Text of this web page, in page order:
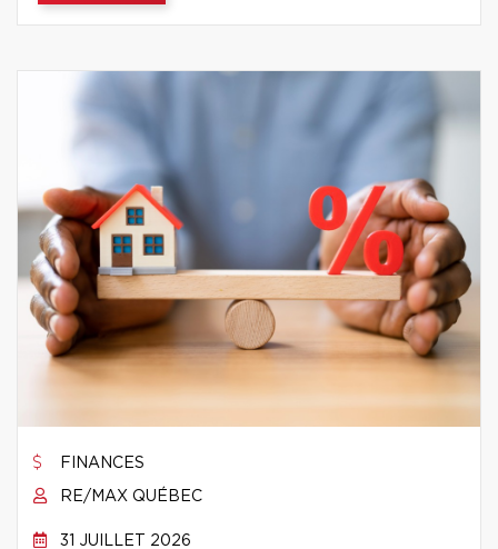
FINANCES
RE/MAX QUÉBEC
31 JUILLET 2026